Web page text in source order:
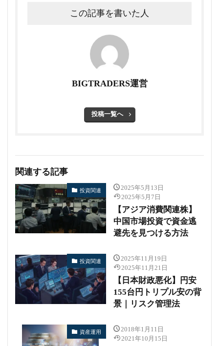
この記事を書いた人
BIGTRADERS運営
投稿一覧へ
関連する記事
投資関連
2025年5月13日
2025年5月7日
【アジア消費関連株】
中国市場投資で資金逃
避先を見つける方法
投資関連
2025年11月19日
2025年11月21日
【日本財政悪化】円安
155台円トリプル安の背
景｜リスク管理法
資産運用
2018年1月11日
2021年10月15日